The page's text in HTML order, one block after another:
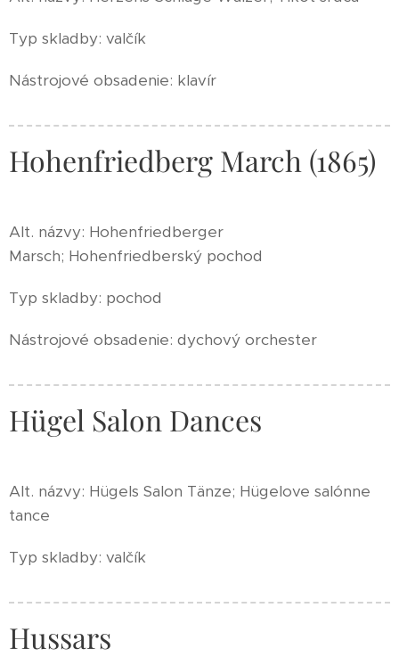
Typ skladby: valčík
Nástrojové obsadenie: klavír
Hohenfriedberg March (1865)
Alt. názvy: Hohenfriedberger
Marsch; Hohenfriedberský pochod
Typ skladby: pochod
Nástrojové obsadenie: dychový orchester
Hügel Salon Dances
Alt. názvy: Hügels Salon Tänze; Hügelove salónne
tance
Typ skladby: valčík
Hussars